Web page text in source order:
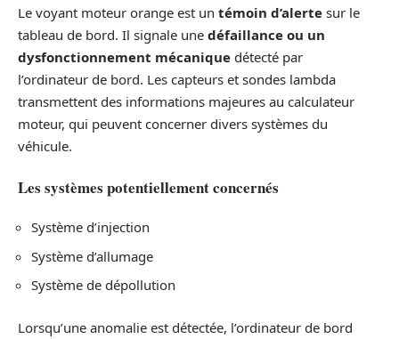
Le voyant moteur orange est un témoin d’alerte sur le
tableau de bord. Il signale une défaillance ou un
dysfonctionnement mécanique détecté par
l’ordinateur de bord. Les capteurs et sondes lambda
transmettent des informations majeures au calculateur
moteur, qui peuvent concerner divers systèmes du
véhicule.
Les systèmes potentiellement concernés
Système d’injection
Système d’allumage
Système de dépollution
Lorsqu’une anomalie est détectée, l’ordinateur de bord